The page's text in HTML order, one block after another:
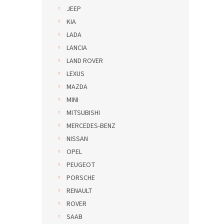
JEEP
KIA
LADA
LANCIA
LAND ROVER
LEXUS
MAZDA
MINI
MITSUBISHI
MERCEDES-BENZ
NISSAN
OPEL
PEUGEOT
PORSCHE
RENAULT
ROVER
SAAB